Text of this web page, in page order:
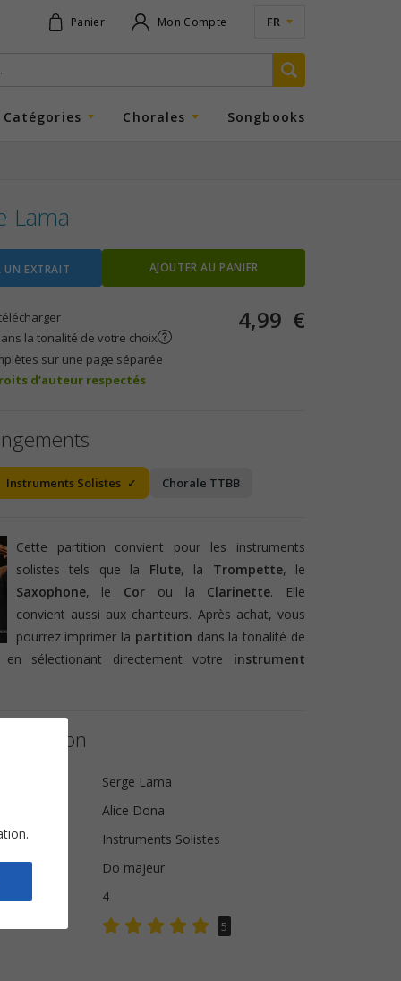
Panier Mon Compte FR
Catégories Chorales Songbooks
Lama
UN EXTRAIT AJOUTER AU PANIER
la tonalité de votre choix
sur une page séparée
d’auteur respectés
4,99 €
Instruments Solistes Chorale TTBB
Cette partition convient pour les instruments
solistes tels que la Flute, la Trompette, le
Saxophone, le Cor ou la Clarinette. Elle
convient aussi aux chanteurs. Après achat, vous
pourrez imprimer la partition dans la tonalité de
sélectionant directement votre instrument
partition
Serge Lama
Alice Dona
Instruments Solistes
Do majeur
4
5